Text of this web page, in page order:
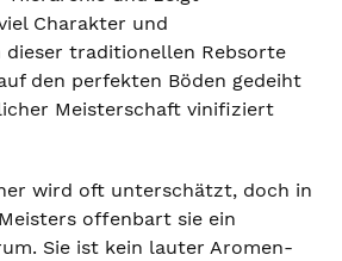
Charakter und
dieser traditionellen Rebsorte
den perfekten Böden gedeiht
Meisterschaft vinifiziert
wird oft unterschätzt, doch in
offenbart sie ein
Sie ist kein lauter Aromen-